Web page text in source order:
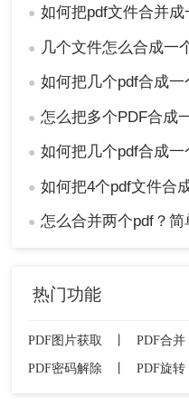
● 如何把pdf文件合并成一
● 几个文件怎么合成一个
● 如何把几个pdf合成一个pdf
● 怎么把多个PDF合成一
● 如何把几个pdf合成一个
● 如何把4个pdf文件合成一个
● 怎么合并两个pdf？简
热门功能
PDF图片获取 PDF合并
PDF密码解除
PDF旋转